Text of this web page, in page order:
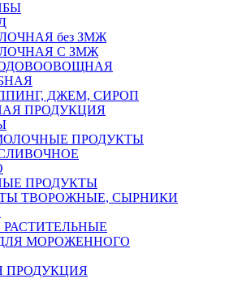
без ЗМЖ
С ЗМЖ
ДЖЕМ, СИРОП
ПРОДУКЦИЯ
ПРОДУКТЫ
ПРОДУКТЫ
ТВОРОЖНЫЕ, СЫРНИКИ
МОРОЖЕННОГО
ПРОДУКЦИЯ